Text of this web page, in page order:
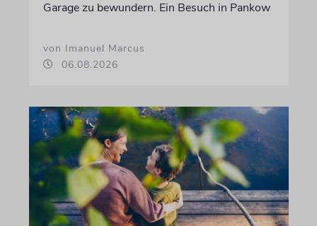
Garage zu bewundern. Ein Besuch in Pankow
von Imanuel Marcus
06.08.2026